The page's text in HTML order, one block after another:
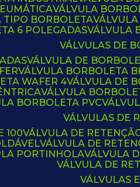
VÁLVULA
TIPO BORBOLETA
6 POLEGADAS
VÁLVULAS DE
VÁLVULA DE
VÁLVULA BORBOLETA
WAFER 4 VÁLVULA DE
VÁLVULA
BORBOLETA PVC
VÁLVULAS DE
100 VÁLVULA DE
VÁLVULA DE
PORTINHOLA VÁLVULA
VÁLVULA DE
VÁLVULAS